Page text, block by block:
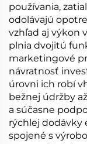
používania,
odolávajú
vzhľad aj výkon
plnia dvojitú
marketingové
návratnosť
úrovni ich robí
bežnej údržby
a súčasne
rýchlej dodávky
spojené s